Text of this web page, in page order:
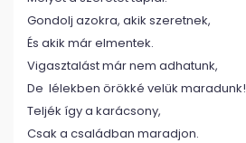
Gondolj azokra, akik szeretnek,
És akik már elmentek.
Vigasztalást már nem adhatunk,
De lélekben örökké velük maradunk!
Teljék így a karácsony,
Csak a családban maradjon.